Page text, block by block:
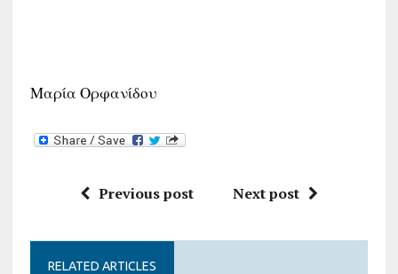
Μαρία Ορφανίδου
Previous post Next post
RELATED ARTICLES